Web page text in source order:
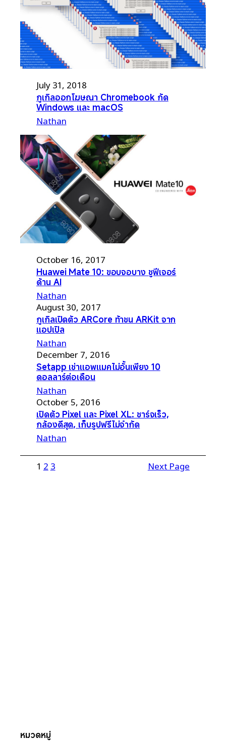
July 31, 2018
กูเกิลออกโฆษณา Chromebook กัด
Windows และ macOS
Nathan
October 16, 2017
Huawei Mate 10: ขอบจอบาง ชูฟีเจอร์
ด้าน AI
Nathan
August 30, 2017
กูเกิลเปิดตัว ARCore ท้าชน ARKit จาก
แอปเปิล
Nathan
December 7, 2016
Setapp เช่าแอพแมคไม่อั้นเพียง 10
ดอลลาร์ต่อเดือน
Nathan
October 5, 2016
เปิดตัว Pixel และ Pixel XL: ชาร์จเร็ว,
กล้องดีสุด, เก็บรูปฟรีไม่จำกัด
Nathan
1 2 3 Next Page
หมวดหมู่